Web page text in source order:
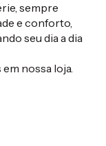
sempre
e conforto,
seu dia a dia
nossa loja.